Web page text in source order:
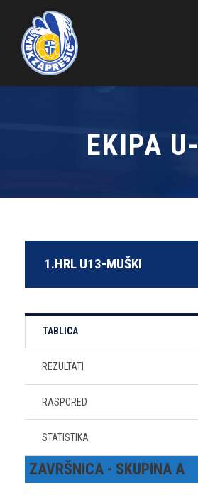
EKIPA
1.HRL U13-MUŠKI
TABLICA
REZULTATI
RASPORED
STATISTIKA
ZAVRŠNICA - SKUPINA A